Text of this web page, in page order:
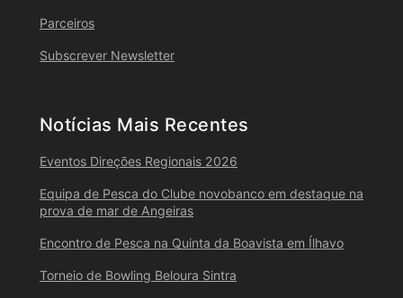
Parceiros
Subscrever Newsletter
Notícias Mais Recentes
Eventos Direções Regionais 2026
Equipa de Pesca do Clube novobanco em destaque na
prova de mar de Angeiras
Encontro de Pesca na Quinta da Boavista em Ílhavo
Torneio de Bowling Beloura Sintra